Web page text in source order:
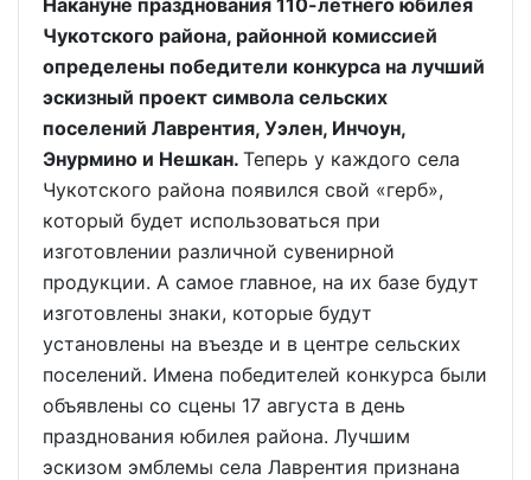
Накануне празднования 110-летнего юбилея
Чукотского района, районной комиссией
определены победители конкурса на лучший
эскизный проект символа сельских
поселений Лаврентия, Уэлен, Инчоун,
Энурмино и Нешкан. Теперь у каждого села
Чукотского района появился свой «герб»,
который будет использоваться при
изготовлении различной сувенирной
продукции. А самое главное, на их базе будут
изготовлены знаки, которые будут
установлены на въезде и в центре сельских
поселений. Имена победителей конкурса были
объявлены со сцены 17 августа в день
празднования юбилея района. Лучшим
эскизом эмблемы села Лаврентия признана